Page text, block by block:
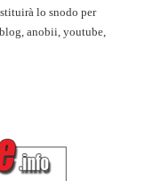
lo snodo per
anobii, youtube,